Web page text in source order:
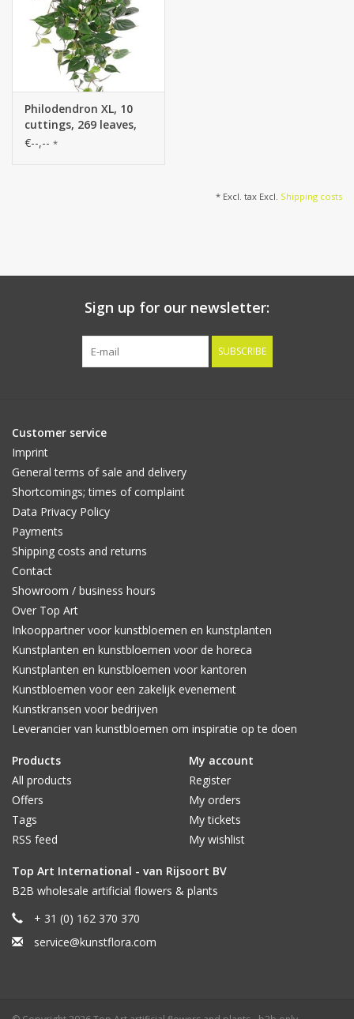
Philodendron XL, 10
cuttings, 269 leaves,
106 cm - fire retardant
€--,-- *
* Excl. tax Excl. Shipping costs
Sign up for our newsletter:
SUBSCRIBE
Customer service
Imprint
General terms of sale and delivery
Shortcomings; times of complaint
Data Privacy Policy
Payments
Shipping costs and returns
Contact
Showroom / business hours
Over Top Art
Inkooppartner voor kunstbloemen en kunstplanten
Kunstplanten en kunstbloemen voor de horeca
Kunstplanten en kunstbloemen voor kantoren
Kunstbloemen voor een zakelijk evenement
Kunstkransen voor bedrijven
Leverancier van kunstbloemen om inspiratie op te doen
Products
All products
Offers
Tags
RSS feed
My account
Register
My orders
My tickets
My wishlist
Top Art International - van Rijsoort BV
B2B wholesale artificial flowers & plants
+ 31 (0) 162 370 370
service@kunstflora.com